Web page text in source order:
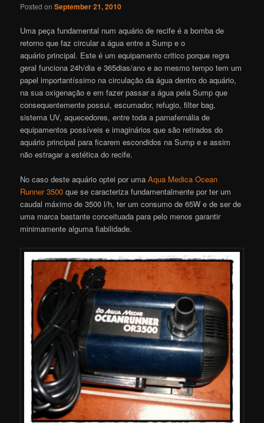
Posted onSeptember 21, 2010
Uma peça fundamental num aquário de recife é a bomba de
retorno que faz circular a água entre a Sump e o
aquário principal. Este é um equipamento critico porque regra
geral funciona 24h/dia e 365dias/ano e ao mesmo tempo tem um
papel importantíssimo na circulação da água dentro do aquário,
na sua oxigenação e em fazer passar a água pela Sump que
consequentemente possui, escumador, refugio, filter bag,
sistema UV, aquecedores, entre toda a parnafernália de
equipamentos possíveis e imaginários que são retirados do
aquário principal para ficarem escondidos na Sump e e assim
não estragar a estética do recife.
No caso deste aquário optei por umaAqua Medica Ocean
Runner 3500 que se caracteriza fundamentalmente por ter um
caudal máximo de 3500 l/h, ter um consumo de 65W e de ser de
uma marca bastante conceituada para pelo menos garantir
minimamente alguma fiabilidade.